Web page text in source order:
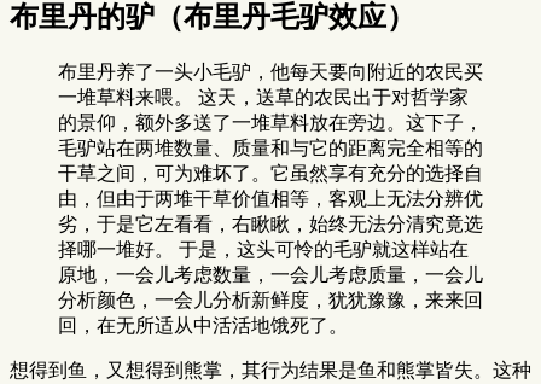
布里丹的驴（布里丹毛驴效应）
布里丹养了一头小毛驴，他每天要向附近的农民买
一堆草料来喂。 这天，送草的农民出于对哲学家
的景仰，额外多送了一堆草料放在旁边。这下子，
毛驴站在两堆数量、质量和与它的距离完全相等的
干草之间，可为难坏了。它虽然享有充分的选择自
由，但由于两堆干草价值相等，客观上无法分辨优
劣，于是它左看看，右瞅瞅，始终无法分清究竟选
择哪一堆好。 于是，这头可怜的毛驴就这样站在
原地，一会儿考虑数量，一会儿考虑质量，一会儿
分析颜色，一会儿分析新鲜度，犹犹豫豫，来来回
回，在无所适从中活活地饿死了。
想得到鱼，又想得到熊掌，其行为结果是鱼和熊掌皆失。这种